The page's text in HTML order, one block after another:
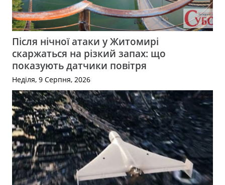
Після нічної атаки у Житомирі
скаржаться на різкий запах: що
показують датчики повітря
Неділя, 9 Серпня, 2026